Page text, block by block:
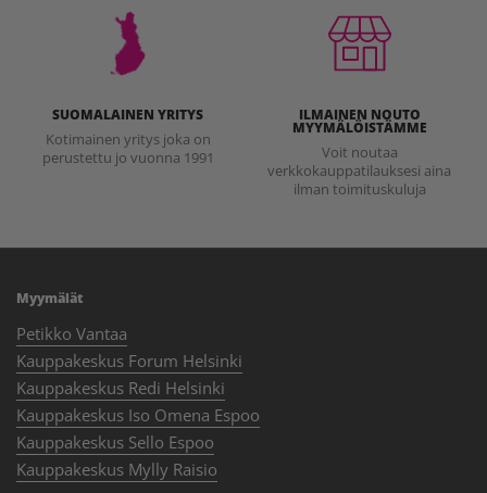
SUOMALAINEN YRITYS
Kotimainen yritys joka on
perustettu jo vuonna 1991
ILMAINEN NOUTO
MYYMÄLÖISTÄMME
Voit noutaa
verkkokauppatilauksesi aina
ilman toimituskuluja
Myymälät
Petikko Vantaa
Kauppakeskus Forum Helsinki
Kauppakeskus Redi Helsinki
Kauppakeskus Iso Omena Espoo
Kauppakeskus Sello Espoo
Kauppakeskus Mylly Raisio